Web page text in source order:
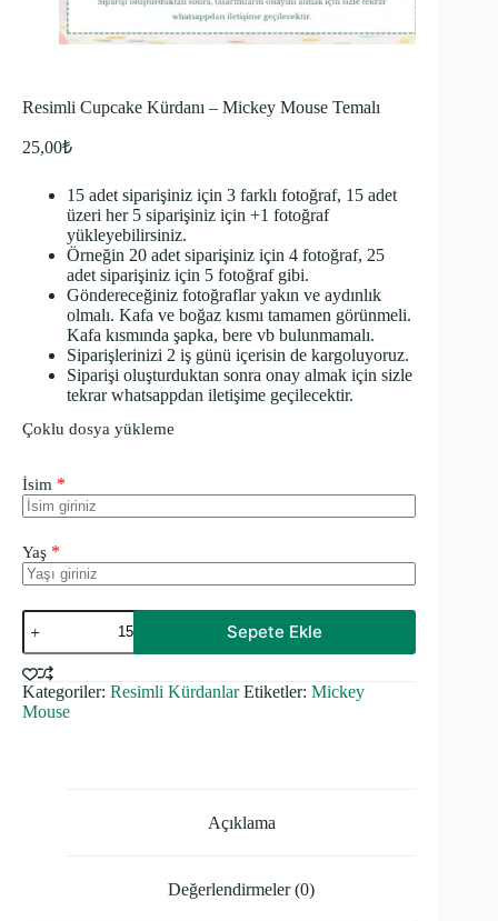
Resimli Cupcake Kürdanı – Mickey Mouse Temalı
25,00₺
15 adet siparişiniz için 3 farklı fotoğraf, 15 adet
üzeri her 5 siparişiniz için +1 fotoğraf
yükleyebilirsiniz.
Örneğin 20 adet siparişiniz için 4 fotoğraf, 25
adet siparişiniz için 5 fotoğraf gibi.
Göndereceğiniz fotoğraflar yakın ve aydınlık
olmalı. Kafa ve boğaz kısmı tamamen görünmeli.
Kafa kısmında şapka, bere vb bulunmamalı.
Siparişlerinizi 2 iş günü içerisin de kargoluyoruz.
Siparişi oluşturduktan sonra onay almak için sizle
tekrar whatsappdan iletişime geçilecektir.
Çoklu dosya yükleme
İsim *
Yaş *
Resimli
Cupcake
Kürdanı
-
Mickey
Mouse
Sepete Ekle
Kategoriler: Resimli Kürdanlar Etiketler: Mickey
Mouse
Açıklama
Değerlendirmeler (0)